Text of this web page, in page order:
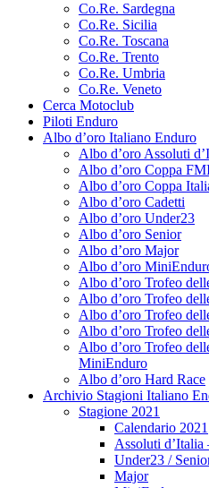
Co.Re. Sardegna
Co.Re. Sicilia
Co.Re. Toscana
Co.Re. Trento
Co.Re. Umbria
Co.Re. Veneto
Cerca Motoclub
Piloti Enduro
Albo d’oro Italiano Enduro
Albo d’oro Assoluti
Albo d’oro Coppa
Albo d’oro Coppa
Albo d’oro Cadetti
Albo d’oro Under23
Albo d’oro Senior
Albo d’oro Major
Albo d’oro
Albo d’oro Trofeo
Albo d’oro Trofeo
Albo d’oro Trofeo
Albo d’oro Trofeo
Albo d’oro Trofeo
MiniEnduro
Albo d’oro Hard Race
Archivio Stagioni Italiano
Stagione 2021
Calendario 2021
Assoluti
Under23 /
Major